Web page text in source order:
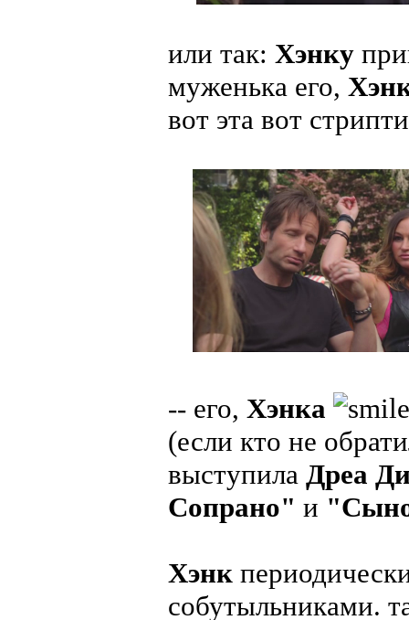
или так: Хэнку
муженька его,
вот эта вот
-- его, Хэнка
(если кто не
выступила Дреа
Сопрано" и
Хэнк
собутыльниками.